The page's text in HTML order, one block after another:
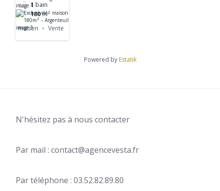
1 bain
180m²
maison
Vente
Powered by Estatik
N'hésitez pas à nous contacter
Par mail : contact@agencevesta.fr
Par téléphone : 03.52.82.89.80